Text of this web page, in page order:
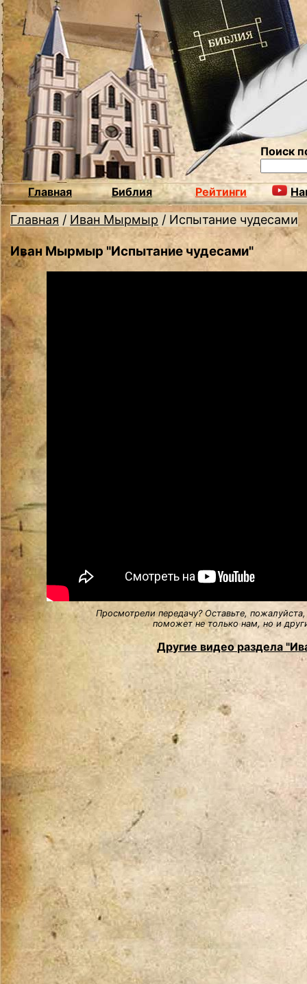
Поиск
Главная Библия Рейтинги
Главная / Иван Мырмыр / Испытание чудесами
Иван Мырмыр "Испытание чудесами"
Просмотрели передачу? Оставьте,
поможет не только нам, но и
Другие видео раздела